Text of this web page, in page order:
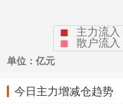
今日主力增减仓趋势